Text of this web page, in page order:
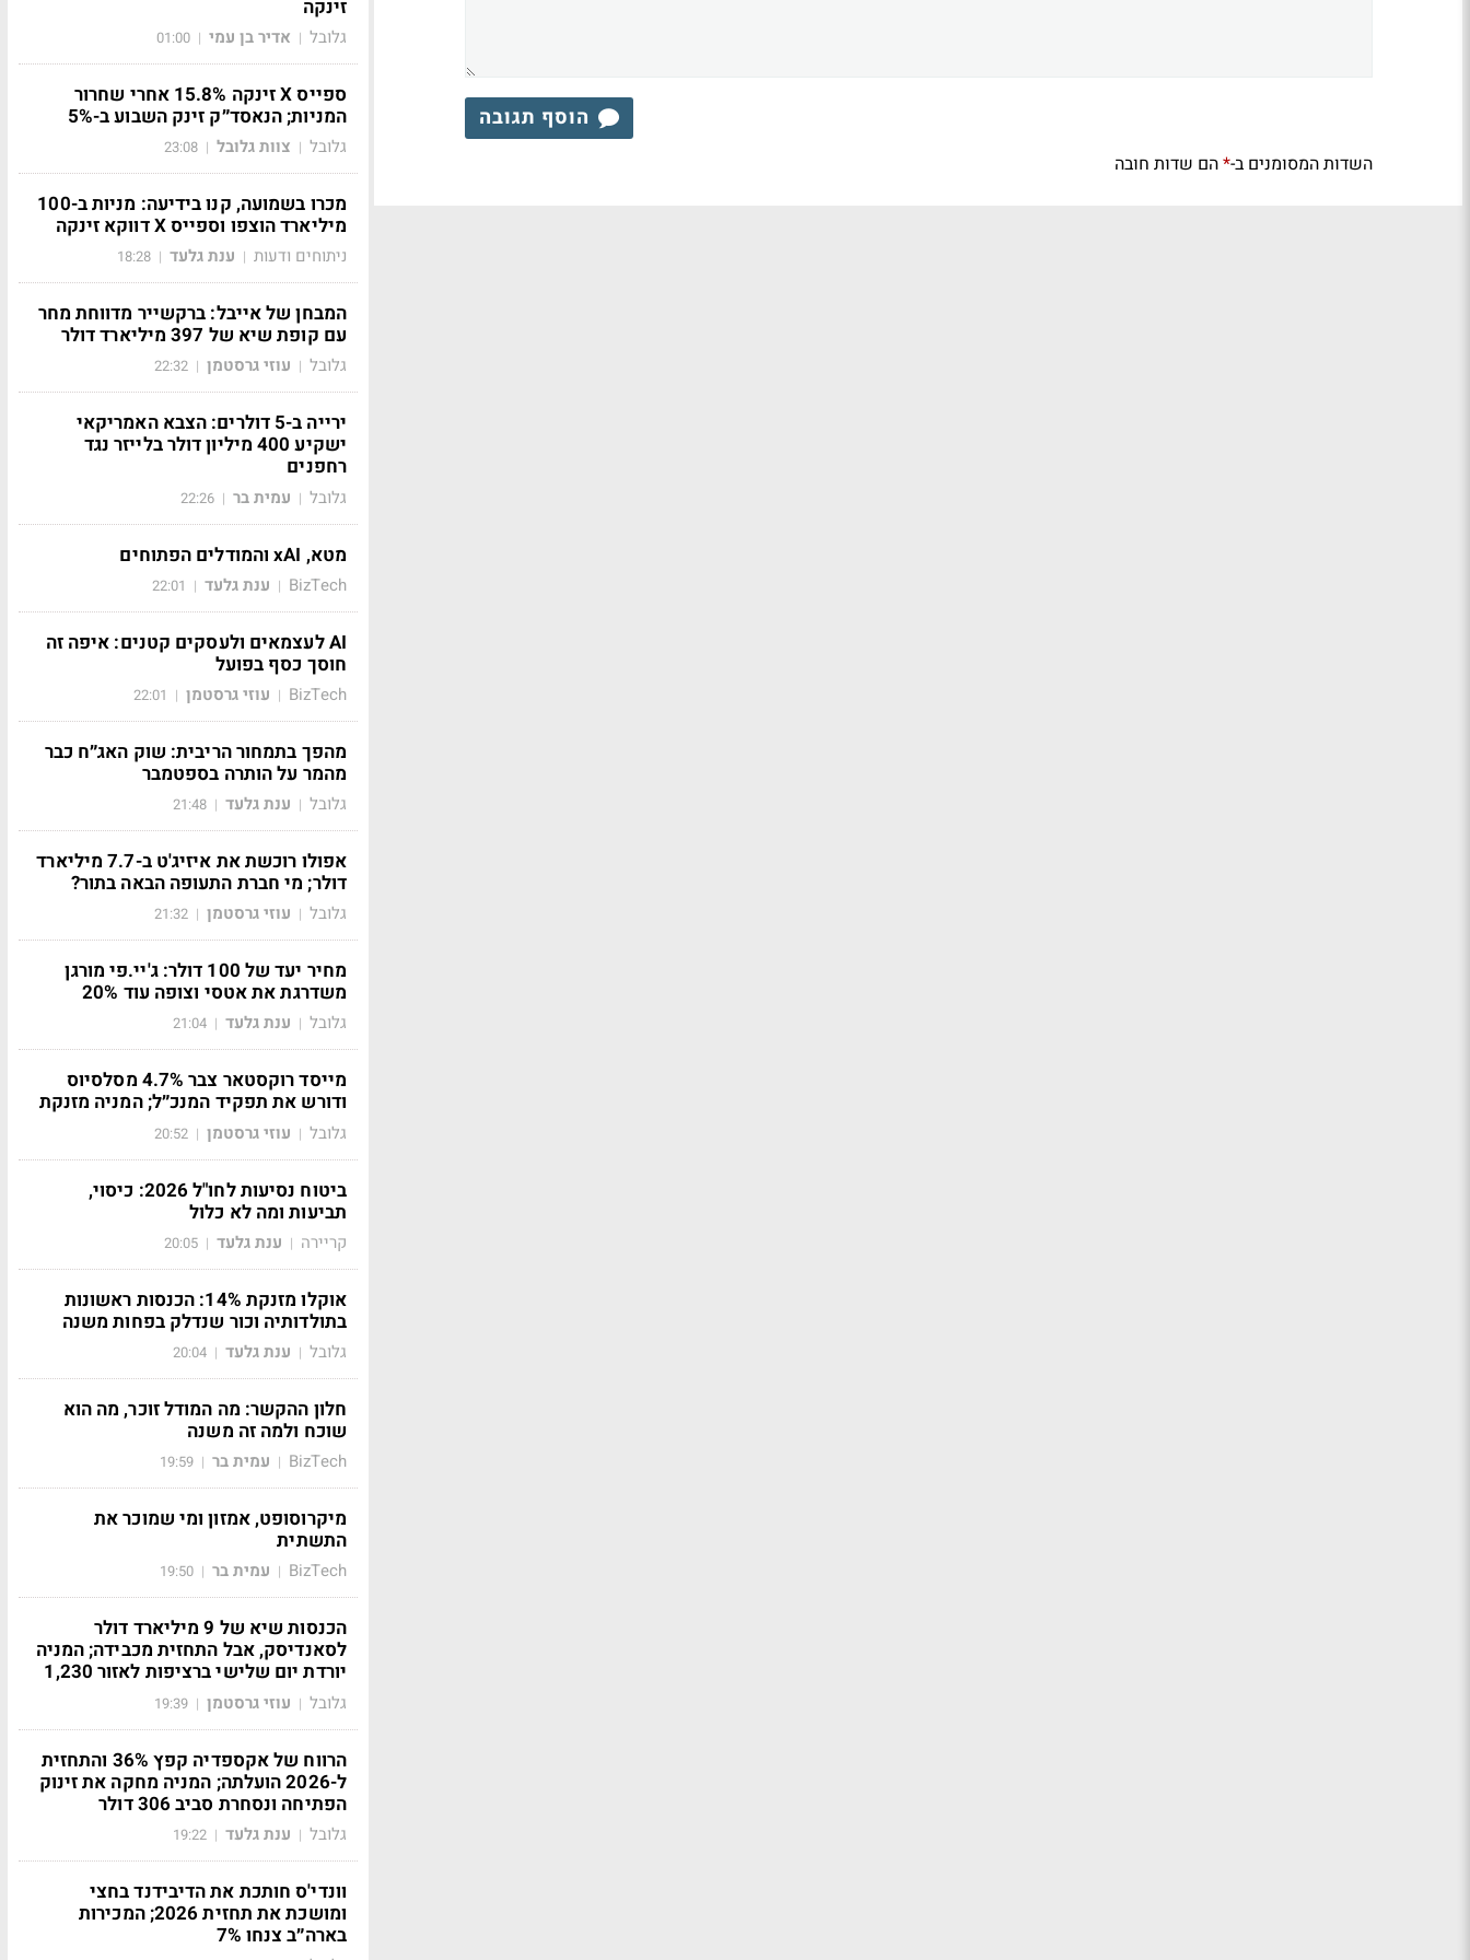
הוסף תגובה
השדות המסומנים ב-*הם שדות חובה
זינקה
גלובל | אדיר בן עמי |
01:00
ספייס X זינקה 15.8% אחרי שחרור
המניות; הנאסד״ק זינק השבוע ב-5%
גלובל | צוות גלובל |
23:08
מכרו בשמועה, קנו בידיעה: מניות ב-100
מיליארד הוצפו וספייס X דווקא זינקה
ניתוחים ודעות | ענת גלעד |
18:28
המבחן של אייבל: ברקשייר מדווחת מחר
עם קופת שיא של 397 מיליארד דולר
גלובל | עוזי גרסטמן |
22:32
ירייה ב-5 דולרים: הצבא האמריקאי
ישקיע 400 מיליון דולר בלייזר נגד
רחפנים
גלובל | עמית בר |
22:26
מטא, xAI והמודלים הפתוחים
BizTech
| ענת גלעד |
22:01
AI לעצמאים ולעסקים קטנים: איפה זה
חוסך כסף בפועל
BizTech
| עוזי גרסטמן |
22:01
מהפך בתמחור הריבית: שוק האג״ח כבר
מהמר על הותרה בספטמבר
גלובל | ענת גלעד |
21:48
אפולו רוכשת את איזיג'ט ב-7.7 מיליארד
דולר; מי חברת התעופה הבאה בתור?
גלובל | עוזי גרסטמן |
21:32
מחיר יעד של 100 דולר: ג'יי.פי מורגן
משדרגת את אטסי וצופה עוד 20%
גלובל | ענת גלעד |
21:04
מייסד רוקסטאר צבר 4.7% מסלסיוס
ודורש את תפקיד המנכ״ל; המניה מזנקת
גלובל | עוזי גרסטמן |
20:52
ביטוח נסיעות לחו"ל 2026: כיסוי,
תביעות ומה לא כלול
קריירה | ענת גלעד |
20:05
אוקלו מזנקת 14%: הכנסות ראשונות
בתולדותיה וכור שנדלק בפחות משנה
גלובל | ענת גלעד |
20:04
חלון ההקשר: מה המודל זוכר, מה הוא
שוכח ולמה זה משנה
BizTech
| עמית בר |
19:59
מיקרוסופט, אמזון ומי שמוכר את
התשתית
BizTech
| עמית בר |
19:50
הכנסות שיא של 9 מיליארד דולר
לסאנדיסק, אבל התחזית מכבידה; המניה
יורדת יום שלישי ברציפות לאזור 1,230
גלובל | עוזי גרסטמן |
19:39
הרווח של אקספדיה קפץ 36% והתחזית
ל-2026 הועלתה; המניה מחקה את זינוק
הפתיחה ונסחרת סביב 306 דולר
גלובל | ענת גלעד |
19:22
וונדי'ס חותכת את הדיבידנד בחצי
ומושכת את תחזית 2026; המכירות
בארה״ב צנחו 7%